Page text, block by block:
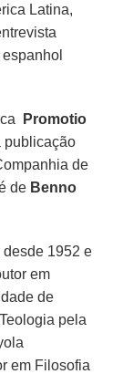
Latina,
Promotio
publicação
de
de Benno
1952 e
em
de
pela
em Filosofia